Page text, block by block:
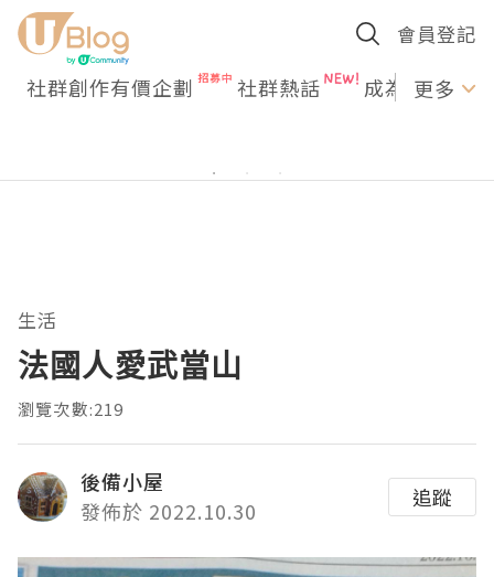
會員登記
社群創作有價企劃 社群熱話 成為U更多
生活
法國人愛武當山
瀏覽次數:219
後備小屋
發佈於 2022.10.30
追蹤